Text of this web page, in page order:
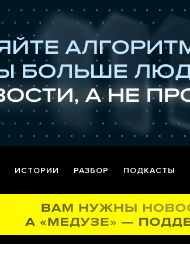
ИСТОРИИ РАЗБОР ПОДКАСТЫ